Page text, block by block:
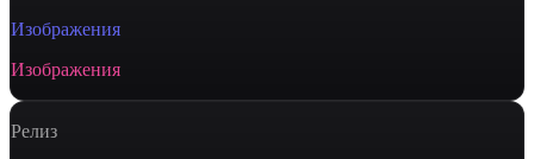
Изображения
Изображения
Релиз